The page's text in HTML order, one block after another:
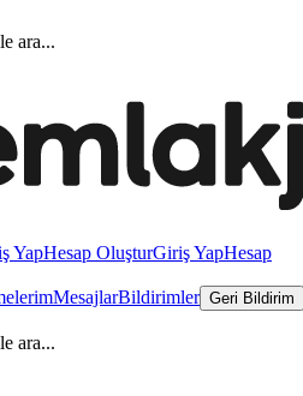
ara...
YapHesap OluşturGiriş YapHesap
MesajlarBildirimler Geri Bildirim
ara...